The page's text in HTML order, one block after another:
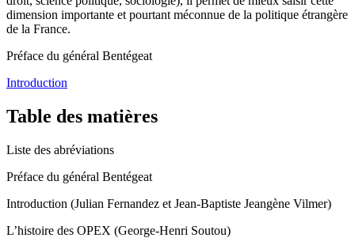
dimension importante et pourtant méconnue de la politique étrangère
de la France.
Préface du général Bentégeat
Introduction
Table des matières
Liste des abréviations
Préface du général Bentégeat
Introduction (Julian Fernandez et Jean-Baptiste Jeangène Vilmer)
L’histoire des OPEX (George-Henri Soutou)